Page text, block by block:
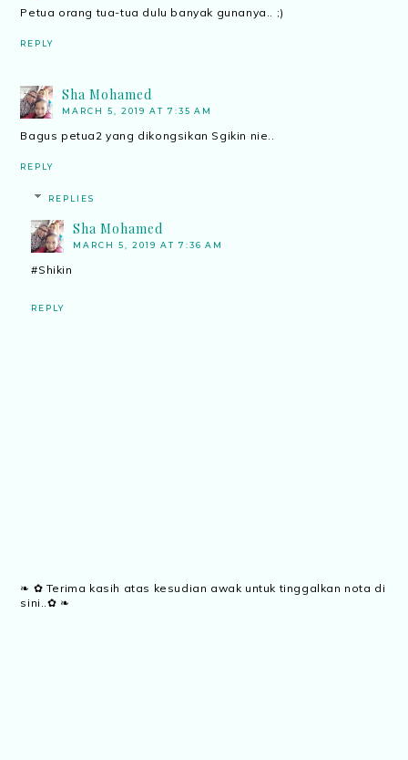
Petua orang tua-tua dulu banyak gunanya.. ;)
REPLY
Sha Mohamed
MARCH 5, 2019 AT 7:35 AM
Bagus petua2 yang dikongsikan Sgikin nie..
REPLY
REPLIES
Sha Mohamed
MARCH 5, 2019 AT 7:36 AM
#Shikin
REPLY
❧ ✿ Terima kasih atas kesudian awak untuk tinggalkan nota di
sini..✿ ❧